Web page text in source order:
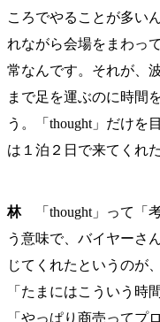
ころでやることが多い
れながら会場をまわっ
常なんです。それが、
まで足を運ぶのに時間
う。「thought」だけを
は１泊２日で来てくれ
林
「thought」って
う意味で、バイヤーさ
じてくれたというのが
「たまにはこういう時
「やっぱり商売ってプ